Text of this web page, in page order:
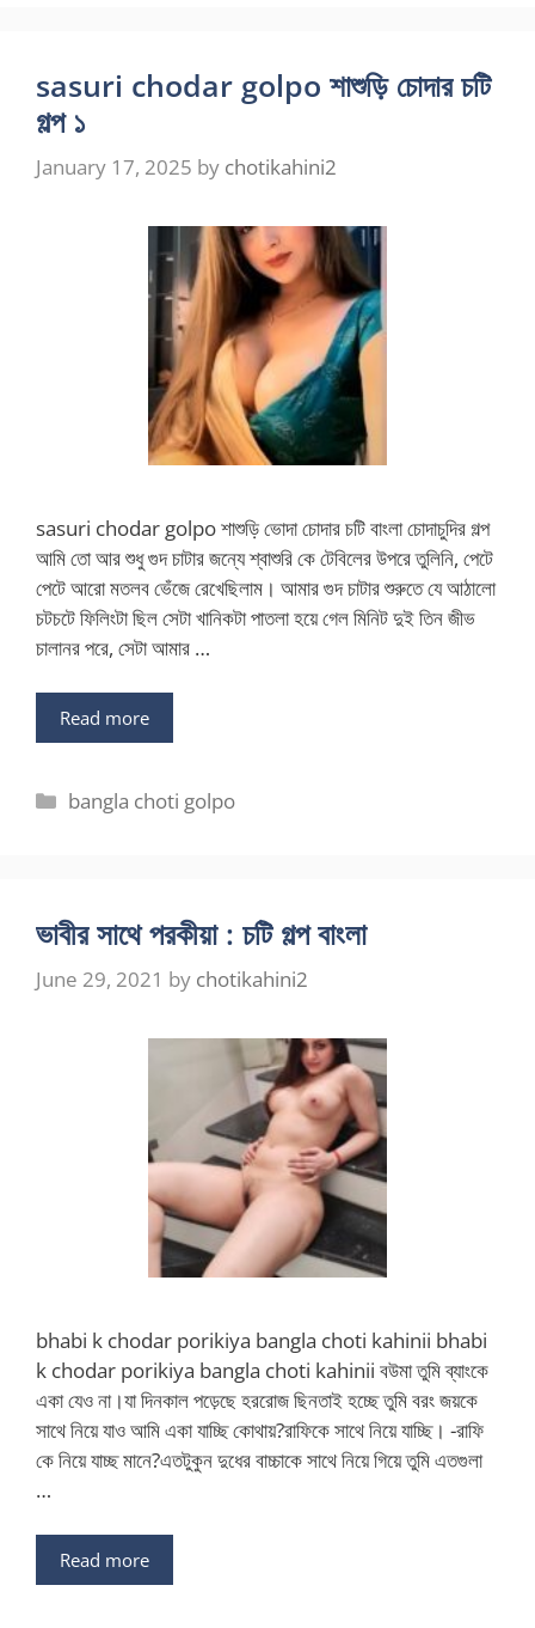
sasuri chodar golpo শাশুড়ি চোদার চটি
গল্প ১
January 17, 2025 by chotikahini2
sasuri chodar golpo শাশুড়ি ভোদা চোদার চটি বাংলা চোদাচুদির গল্প
আমি তো আর শুধু গুদ চাটার জন্যে শ্বাশুরি কে টেবিলের উপরে তুলিনি, পেটে
পেটে আরো মতলব ভেঁজে রেখেছিলাম। আমার গুদ চাটার শুরুতে যে আঠালো
চটচটে ফিলিংটা ছিল সেটা খানিকটা পাতলা হয়ে গেল মিনিট দুই তিন জীভ
চালানর পরে, সেটা আমার …
Read more
Categories
bangla choti golpo
ভাবীর সাথে পরকীয়া : চটি গল্প বাংলা
June 29, 2021 by chotikahini2
bhabi k chodar porikiya bangla choti kahinii bhabi
k chodar porikiya bangla choti kahinii বউমা তুমি ব্যাংকে
একা যেও না।যা দিনকাল পড়েছে হররোজ ছিনতাই হচ্ছে তুমি বরং জয়কে
সাথে নিয়ে যাও আমি একা যাচ্ছি কোথায়?রাফিকে সাথে নিয়ে যাচ্ছি। -রাফি
কে নিয়ে যাচ্ছ মানে?এতটুকুন দুধের বাচ্চাকে সাথে নিয়ে গিয়ে তুমি এতগুলা
…
Read more